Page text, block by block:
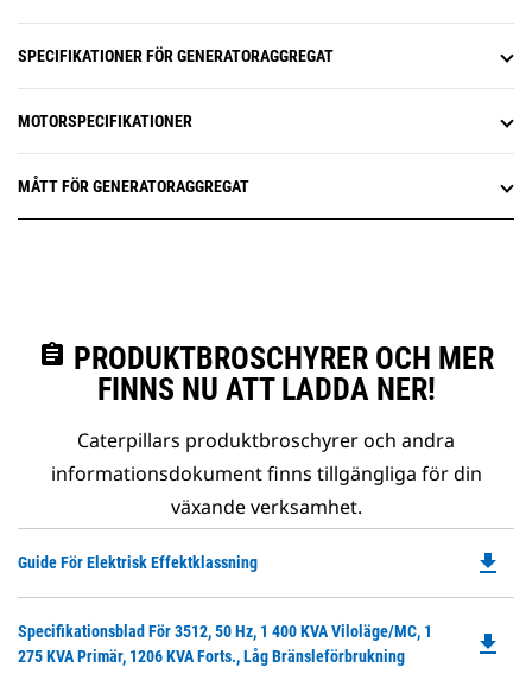
SPECIFIKATIONER FÖR GENERATORAGGREGAT
MOTORSPECIFIKATIONER
MÅTT FÖR GENERATORAGGREGAT
assignment PRODUKTBROSCHYRER OCH MER
FINNS NU ATT LADDA NER!
Caterpillars produktbroschyrer och andra
informationsdokument finns tillgängliga för din
växande verksamhet.
Guide För Elektrisk Effektklassning file_download
Specifikationsblad För 3512, 50 Hz, 1 400 KVA Viloläge/MC, 1
275 KVA Primär, 1206 KVA Forts., Låg Bränsleförbrukning
file_download